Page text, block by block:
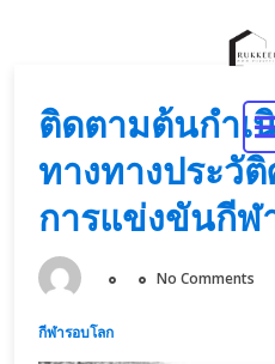
ติดตามต้นกำเ
ทางทางประวั
การแข่งขันกีฬ
No Comments
กีฬารอบโลก